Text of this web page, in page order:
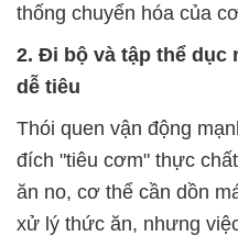
thống chuyển hóa của
2. Đi bộ và tập thể dục
dễ tiêu
Thói quen vận động
đích "tiêu cơm" thực
ăn no, cơ thể cần dồn
xử lý thức ăn, nhưng